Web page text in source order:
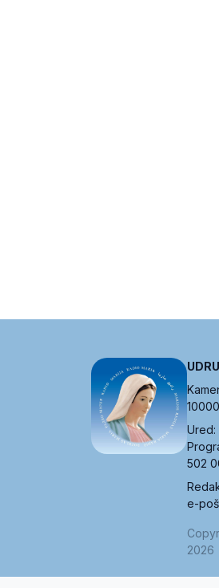
Ured:
502
e-
2026